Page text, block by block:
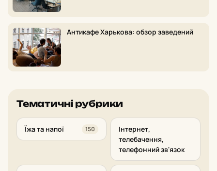
Антикафе Харькова: обзор заведений
Тематичні рубрики
Їжа та напої 150
Інтернет,
телебачення,
телефонний зв'язок